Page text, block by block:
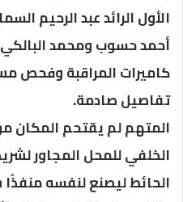
الأول الرائد عبد الرحيم
أحمد حسوب ومحمد
كاميرات المراقبة وفحص
تفاصيل صادمة.
المتهم لم يقتحم المكان
الخلفي للمحل المجاور
الحائط ليصنع لنفسه